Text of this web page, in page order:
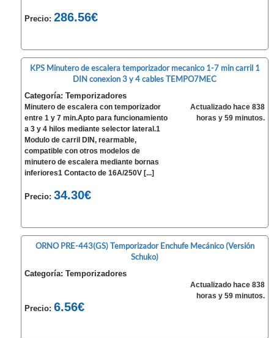
Precio:286.56€
KPS Minutero de escalera temporizador mecanico 1-7 min carril 1
DIN conexion 3 y 4 cables TEMPO7MEC
Categoría: Temporizadores
Minutero de escalera con temporizador
entre 1 y 7 min.Apto para funcionamiento
a 3 y 4 hilos mediante selector lateral.1
Modulo de carril DIN, rearmable,
compatible con otros modelos de
minutero de escalera mediante bornas
inferiores1 Contacto de 16A/250V [...]
Precio:34.30€
Actualizado hace 838
horas y 59 minutos.
ORNO PRE-443(GS) Temporizador Enchufe Mecánico (Versión
Schuko)
Categoría: Temporizadores
Precio:6.56€
Actualizado hace 838
horas y 59 minutos.